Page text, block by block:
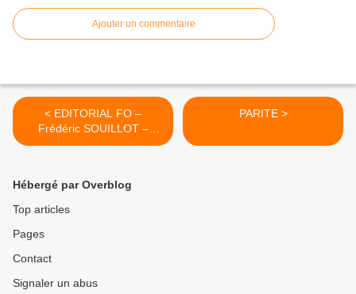
Ajouter un commentaire
< EDITORIAL FO –
Frédéric SOUILLOT –
Mercredi 22 mars 2023
PARITE >
Hébergé par Overblog
Top articles
Pages
Contact
Signaler un abus